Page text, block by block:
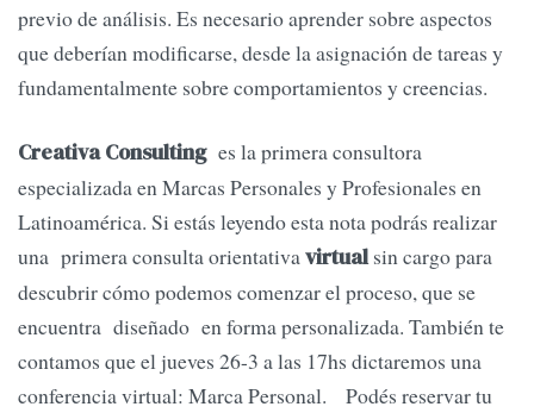
previo de análisis. Es necesario aprender sobre aspectos
que deberían modificarse, desde la asignación de tareas y
fundamentalmente sobre comportamientos y creencias.
Creativa Consultinges la primera consultora
especializada en Marcas Personales y Profesionales en
Latinoamérica. Si estás leyendo esta nota podrás realizar
una primera consulta orientativavirtualsin cargo para
descubrir cómo podemos comenzar el proceso, que se
encuentra diseñado en forma personalizada. También te
contamos que el jueves 26-3 a las 17hs dictaremos una
conferencia virtual: Marca Personal. Podés reservar tu